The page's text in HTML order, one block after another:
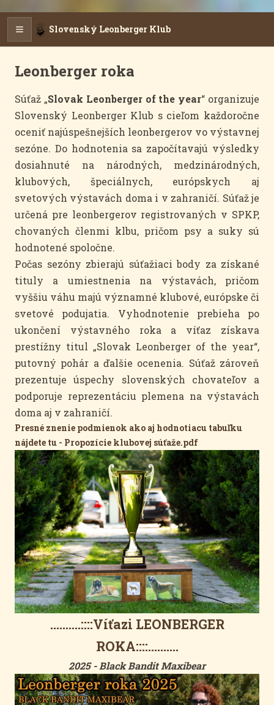
Slovenský Leonberger Klub
Leonberger roka
Súťaž „Slovak Leonberger of the year“ organizuje
Slovenský Leonberger Klub s cieľom každoročne
oceniť najúspešnejších leonbergerov vo výstavnej
sezóne. Do hodnotenia sa započítavajú výsledky
dosiahnuté na národných, medzinárodných,
klubových, špeciálnych, európskych aj
svetových výstavách doma i v zahraničí. Súťaž je
určená pre leonbergerov registrovaných v SPKP,
chovaných členmi klbu, pričom psy a suky sú
hodnotené spoločne.
Počas sezóny zbierajú súťažiaci body za získané
tituly a umiestnenia na výstavách, pričom
vyššiu váhu majú významné klubové, európske či
svetové podujatia. Vyhodnotenie prebieha po
ukončení výstavného roka a víťaz získava
prestížny titul „Slovak Leonberger of the year“,
putovný pohár a ďalšie ocenenia. Súťaž zároveň
prezentuje úspechy slovenských chovateľov a
podporuje reprezentáciu plemena na výstavách
doma aj v zahraničí.
Presné znenie podmienok ako aj hodnotiacu tabuľku
nájdete tu - Propozície klubovej súťaže.pdf
..........::::Víťazi LEONBERGER
ROKA::::..........
2025 - Black Bandit Maxibear